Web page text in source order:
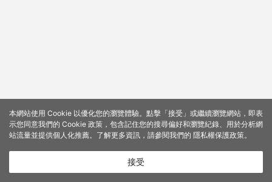
本網站使用 Cookie 以優化您的瀏覽體驗。點擊「接受」或繼續瀏覽網站，即表
示您同意我們的 Cookie 政策，包含記住您的搜尋偏好和瀏覽紀錄、用於分析網
站流量並提供個人化推薦。了解更多資訊，請參閱我們的 隱私權保護政策。
接受